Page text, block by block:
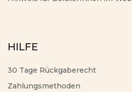
HILFE
30 Tage Rückgaberecht
Zahlungsmethoden